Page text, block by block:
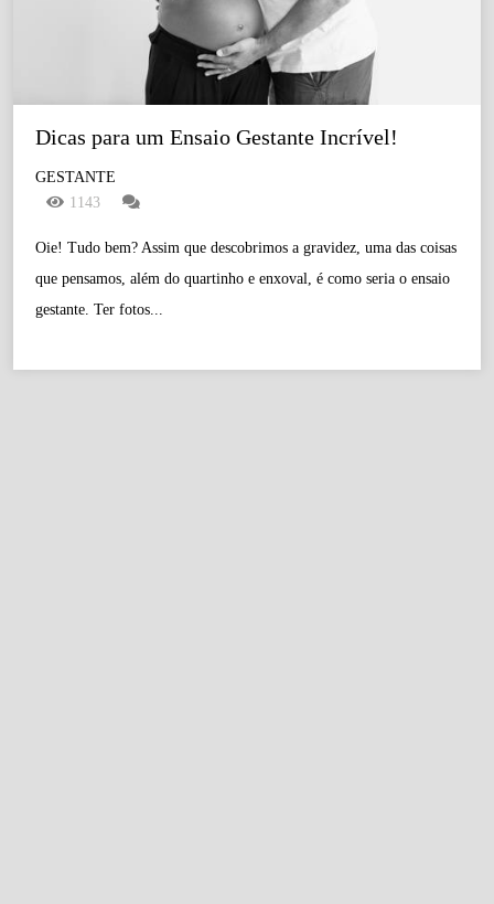
Dicas para um Ensaio Gestante Incrível!
GESTANTE
1143
Oie! Tudo bem? Assim que descobrimos a gravidez, uma das coisas
que pensamos, além do quartinho e enxoval, é como seria o ensaio
gestante. Ter fotos...